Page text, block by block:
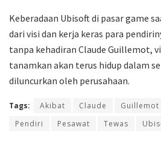
Keberadaan Ubisoft di pasar game
dari visi dan kerja keras para
tanpa kehadiran Claude Guillemot,
tanamkan akan terus hidup dalam
diluncurkan oleh perusahaan.
Tags: Akibat Claude Guillemot
Pendiri
Pesawat Tewas